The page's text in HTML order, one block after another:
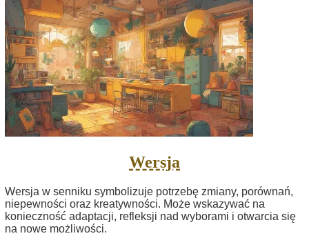
Wersja
Wersja w senniku symbolizuje potrzebę zmiany, porównań,
niepewności oraz kreatywności. Może wskazywać na
konieczność adaptacji, refleksji nad wyborami i otwarcia się
na nowe możliwości.